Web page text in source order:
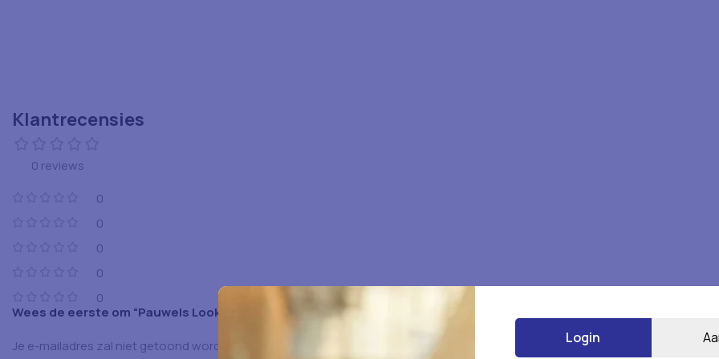
Klantrecensies
0 reviews
0
0
0
0
0
Wees de eerste om “Pauwels Look 925 Gr” te beoordelen
Je e-mailadres zal niet getoond worden.
Vereiste velden zijn gemarkeerd met
Login